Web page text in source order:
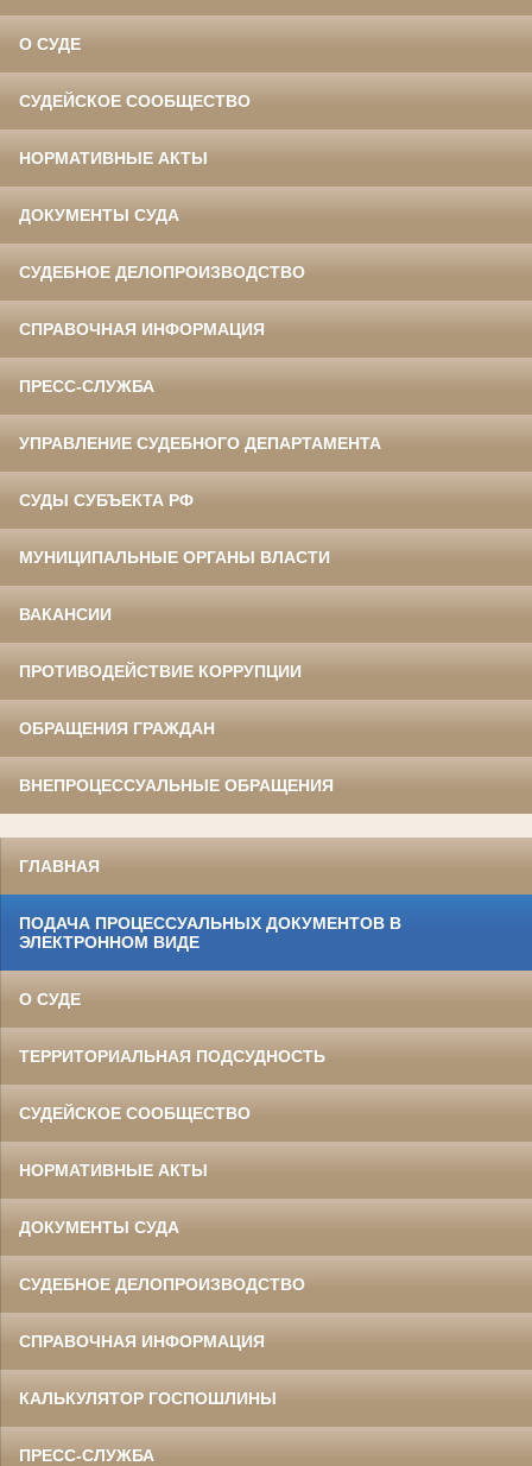
О СУДЕ
СУДЕЙСКОЕ СООБЩЕСТВО
НОРМАТИВНЫЕ АКТЫ
ДОКУМЕНТЫ СУДА
СУДЕБНОЕ ДЕЛОПРОИЗВОДСТВО
СПРАВОЧНАЯ ИНФОРМАЦИЯ
ПРЕСС-СЛУЖБА
УПРАВЛЕНИЕ СУДЕБНОГО ДЕПАРТАМЕНТА
СУДЫ СУБЪЕКТА РФ
МУНИЦИПАЛЬНЫЕ ОРГАНЫ ВЛАСТИ
ВАКАНСИИ
ПРОТИВОДЕЙСТВИЕ КОРРУПЦИИ
ОБРАЩЕНИЯ ГРАЖДАН
ВНЕПРОЦЕССУАЛЬНЫЕ ОБРАЩЕНИЯ
ГЛАВНАЯ
ПОДАЧА ПРОЦЕССУАЛЬНЫХ ДОКУМЕНТОВ В
ЭЛЕКТРОННОМ ВИДЕ
О СУДЕ
ТЕРРИТОРИАЛЬНАЯ ПОДСУДНОСТЬ
СУДЕЙСКОЕ СООБЩЕСТВО
НОРМАТИВНЫЕ АКТЫ
ДОКУМЕНТЫ СУДА
СУДЕБНОЕ ДЕЛОПРОИЗВОДСТВО
СПРАВОЧНАЯ ИНФОРМАЦИЯ
КАЛЬКУЛЯТОР ГОСПОШЛИНЫ
ПРЕСС-СЛУЖБА